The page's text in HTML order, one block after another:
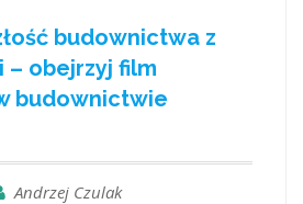
budownictwa z
– obejrzyj film
budownictwie
Andrzej Czulak